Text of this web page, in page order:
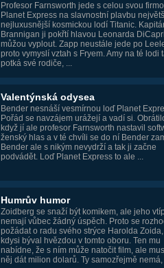
Profesor Farnsworth jede s celou svou
Planet Express na slavnostní plavbu
nejluxusnější kosmickou lodí Titanic.
Brannigan ji pokřtí hlavou Leonarda
můžou vyplout. Zapp neustále jede po
proto vymyslí vztah s Fryem. Amy na té lodi
potká své rodiče, ...
Valentýnská odysea
Bender nesnáší vesmírnou loď Planet
Pořád se navzájem urážejí a vadí si.
když jí ale profesor Farnsworth nastavil
ženský hlas a v té chvíli se do ní Bender
Bender ale s nikým nevydrží a tak ji začne
podvádět. Loď Planet Express to ale ...
Humrův humor
Zoidberg se snaží být komikem, ale jeho
nemají vůbec žádný úspěch. Proto se
požádat o radu svého strýce Harolda
kdysi býval hvězdou v tomto oboru. Ten mu
nabídne, že s ním může natočit film, ale
něj dát milion dolarů. Ty samozřejmě nemá,